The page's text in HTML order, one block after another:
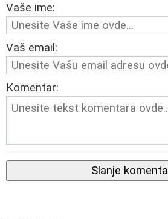
Vaše ime:
Vaš email:
Komentar:
Slanje